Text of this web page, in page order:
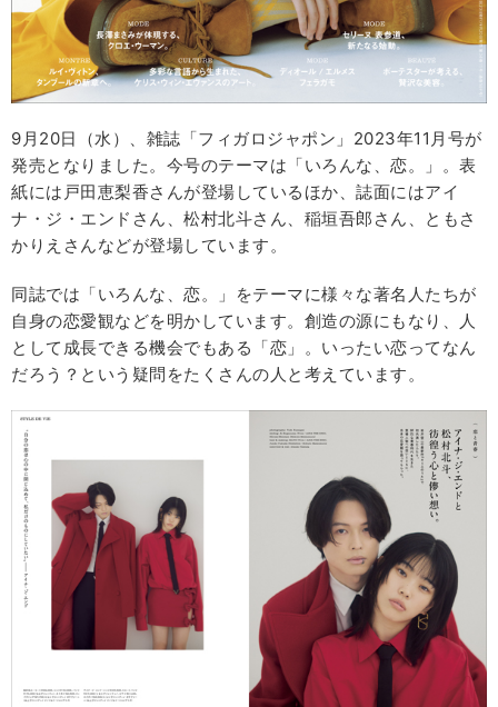
9月20日（水）、雑誌「フィガロジャポン」2023年11月号が
発売となりました。今号のテーマは「いろんな、恋。」。表
紙には戸田恵梨香さんが登場しているほか、誌面にはアイ
ナ・ジ・エンドさん、松村北斗さん、稲垣吾郎さん、ともさ
かりえさんなどが登場しています。
同誌では「いろんな、恋。」をテーマに様々な著名人たちが
自身の恋愛観などを明かしています。創造の源にもなり、人
として成長できる機会でもある「恋」。いったい恋ってなん
だろう？という疑問をたくさんの人と考えています。